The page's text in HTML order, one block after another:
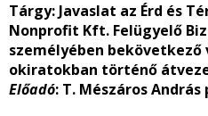
Tárgy: Javaslat az Érd és
Nonprofit Kft. Felügyelő
személyében
okiratokban történő
Előadó: T. Mészáros